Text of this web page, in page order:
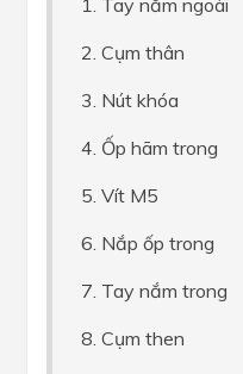
2. Cụm thân
3. Nút khóa
4. Ốp hãm trong
5. Vít M5
6. Nắp ốp trong
7. Tay nắm trong
8. Cụm then